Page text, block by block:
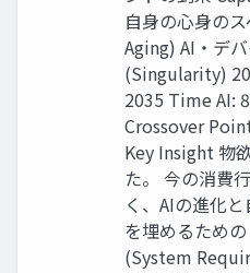
自身の心身の
Aging) AI・デ
(Singularity)
2035 Time AI:
Crossover
Key Insight 物
た。 今の消費
く、AIの進化
を埋めるため
(System